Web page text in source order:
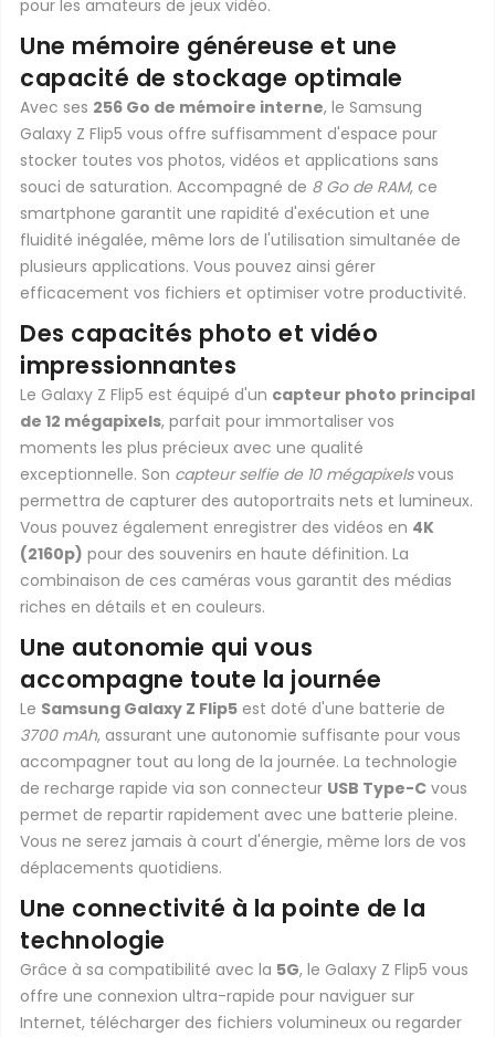
pour les amateurs de jeux vidéo.
Une mémoire généreuse et une
capacité de stockage optimale
Avec ses 256 Go de mémoire interne, le Samsung
Galaxy Z Flip5 vous offre suffisamment d'espace pour
stocker toutes vos photos, vidéos et applications sans
souci de saturation. Accompagné de 8 Go de RAM, ce
smartphone garantit une rapidité d'exécution et une
fluidité inégalée, même lors de l'utilisation simultanée de
plusieurs applications. Vous pouvez ainsi gérer
efficacement vos fichiers et optimiser votre productivité.
Des capacités photo et vidéo
impressionnantes
Le Galaxy Z Flip5 est équipé d'un capteur photo principal
de 12 mégapixels, parfait pour immortaliser vos
moments les plus précieux avec une qualité
exceptionnelle. Son capteur selfie de 10 mégapixelsvous
permettra de capturer des autoportraits nets et lumineux.
Vous pouvez également enregistrer des vidéos en 4K
(2160p) pour des souvenirs en haute définition. La
combinaison de ces caméras vous garantit des médias
riches en détails et en couleurs.
Une autonomie qui vous
accompagne toute la journée
Le Samsung Galaxy Z Flip5 est doté d'une batterie de
3700 mAh, assurant une autonomie suffisante pour vous
accompagner tout au long de la journée. La technologie
de recharge rapide via son connecteur USB Type-C vous
permet de repartir rapidement avec une batterie pleine.
Vous ne serez jamais à court d'énergie, même lors de vos
déplacements quotidiens.
Une connectivité à la pointe de la
technologie
Grâce à sa compatibilité avec la 5G, le Galaxy Z Flip5 vous
offre une connexion ultra-rapide pour naviguer sur
Internet, télécharger des fichiers volumineux ou regarder